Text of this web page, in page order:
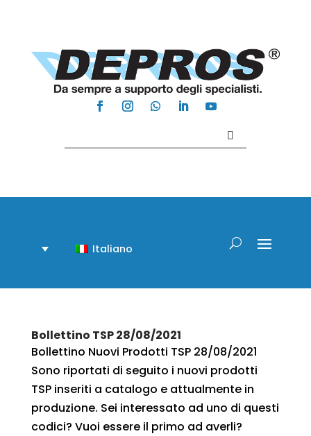
Italiano
Bollettino TSP 28/08/2021
Bollettino Nuovi Prodotti TSP 28/08/2021
Sono riportati di seguito i nuovi prodotti
TSP inseriti a catalogo e attualmente in
produzione. Sei interessato ad uno di questi
codici? Vuoi essere il primo ad averli?